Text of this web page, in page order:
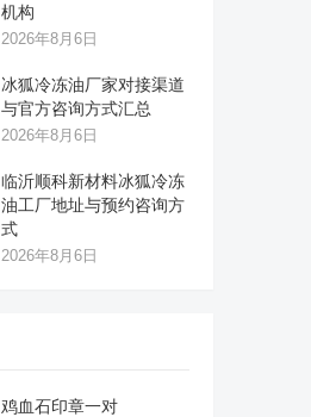
机构
2026年8月6日
冰狐冷冻油厂家对接渠道
与官方咨询方式汇总
2026年8月6日
临沂顺科新材料冰狐冷冻
油工厂地址与预约咨询方
式
2026年8月6日
鸡血石印章一对